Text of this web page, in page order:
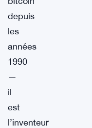
depuis
les
années
1990
—
il
est
l’inventeur